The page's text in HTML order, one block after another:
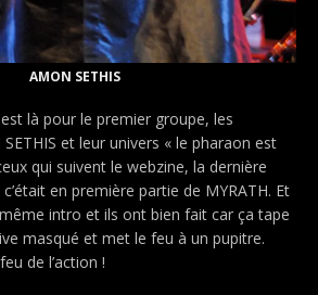
AMON SETHIS
est là pour le premier groupe, les
et leur univers « le pharaon est
qui suivent le webzine, la dernière
en première partie de MYRATH. Et
intro et ils ont bien fait car ça tape
masqué et met le feu à un pupitre.
de l’action !